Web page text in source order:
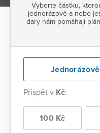
Vyberte částku,
jednorázově a nebo
dary nám pomáhají
Jednorázově
Přispět v Kč:
100 Kč